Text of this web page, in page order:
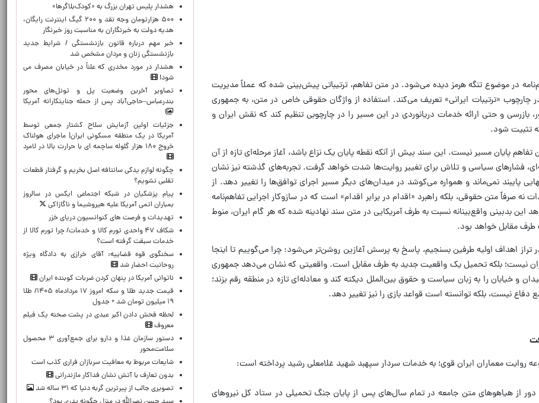
در موضوع تنگه هرمز دیده می‌شود. در متن تفاهم، ترتیباتی پیش‌بینی شده که عملاً مدیریت
در چارچوب «ترتیبات ایرانی» تعریف می‌کند. استفاده از واژگان حقوقی خاص در متن، به جمهوری
بازرسی و حتی ارائه خدمات دریانوردی در این مسیر را در چارچوبی تنظیم کند که نقش ایران و
تثبیت شود.
پایان مسیر نیست. این سند بیش از آنکه نقطه پایان یک نزاع باشد، آغاز مرحله‌ای تازه از آن
فشارهای سیاسی و تلاش برای تغییر روایت‌ها شدت خواهد گرفت. تجربه‌های گذشته نیز نشان
پایبند نمی‌ماند و همواره می‌کوشد در میدان‌های دیگر مسیر اجرای توافق‌ها را تغییر دهد. از
صرفاً متن حقوقی، بلکه راهبرد «اقدام در برابر اقدام» است که در سازوکار اجرایی تفاهم‌نامه
بدبینی واقع‌بینانه نسبت به طرف آمریکایی در متن سند نهادینه شده که هر گام ایران، منوط
طرف مقابل خواهد بود.
تراز اهداف اولیه طرفین بسنجیم، پاسخ به پرسش آغازین روشن‌تر می‌شود: چرا می‌گوییم تا اینجا
نیست؛ بلکه تحمیل یک واقعیت جدید به طرف مقابل است. واقعیتی که نشان می‌دهد جمهوری
و خیابان را به زبان سیاست و حقوق بین‌الملل دیکته کند و معادله‌ای تازه در منطقه رقم بزند؛
دفاع نیست، بلکه توانسته است قواعد بازی را نیز تغییر دهد.
دور از هیاهو‌های متن جامعه در تمام سال‌های پس از پایان جنگ تحمیلی در ستاد کل نیرو‌های
هشدار پلیس تهران بزرگ به «کودک‌بلاگرها»
۵۰۰ هزارتومان وجه نقد و ۲۰۰ گیگ اینترنت رایگان،
هدیه دولت به خبرنگاران به مناسبت روز خبرنگار
خبر مهم درباره قانون بازنشستگی / شرایط جدید
بازنشستگی زنان و مردان مشخص شد
هشدار در مورد مخدری که علناً در خیابان مصرف می
شود!
تصاویر آخرین وضعیت پل و تونل‌های محور
بندرعباس–حاجی‌آباد پس از حمله جنایتکارانه آمریکا
جزئیات اولین آزمایش سلاح کشتار جمعی توسط
آمریکا در یک منطقه مسکونی ایران| ماجرای هولناک
خروج ۱۸۰ هزار گلوله ساچمه ای با حرارت بالا در لامرد
چگونه لوازم یدکی سانتافه اصل بخریم و گرفتار قطعات
تقلبی نشویم؟
پیام پزشکیان در شبکه اجتماعی ایکس در سالروز
بمباران اتمی آمریکا علیه هیروشیما و ناگازاکی
تهدیدات و فرصت های کنوانسیون دریای خزر
شکاف ۴۷ واحدی تورم کالا و خدمات/ چرا تورم کالا از
خدمات سبقت گرفته است؟
سخنگوی قوه قضاییه: آقای خرازی به دادگاه ویژه
روحانیت احضار شد
ناتوانی آمریکا در پنهان کردن ضربات کوبنده ایران
قیمت جدید طلا و سکه امروز ۱۷ مردادماه ۱۴۰۵/ طلا
۱۹ میلیون تومان شد + جدول
لحظه‌ فحش دادن اکبر عبدی در پشت صحنه یک فیلم
معروف
دستور سازمان غذا و دارو برای جمع‌آوری ۳ محصول
سلامت‌محور
شایعات مربوط به معافیت سربازان فراری کذب است
بدون تعارف با آتش نشان فداکار مازندرانی
تصویری جالب از پیرترین گربه دنیا که ۳۱ ساله شد